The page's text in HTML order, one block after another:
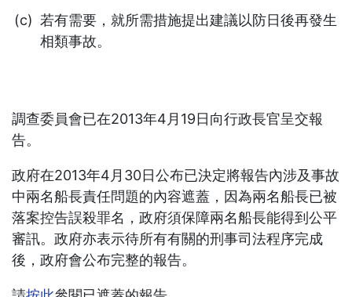
若有需要，就所需措施提出建議以防日後再發生
相類事故。
調查委員會已在2013年4月19日向行政長官呈交報
告。
政府在2013年4月30日公布已決定將報告內涉及事故
中兩名船長責任問題的內容遮蓋，因為兩名船長已被
落案控告誤殺罪名，政府須保障兩名船長能得到公平
審訊。政府亦表示待所有有關的刑事司法程序完成
後，政府會公布完整的報告。